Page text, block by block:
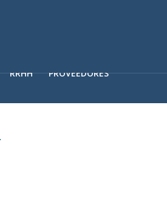
RRHH PROVEEDORES